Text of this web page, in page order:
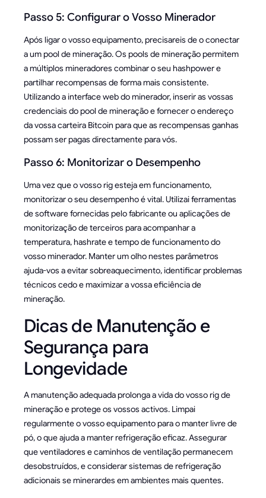
Passo 5: Configurar o Vosso Minerador
Após ligar o vosso equipamento, precisareis de o conectar
a um pool de mineração. Os pools de mineração permitem
a múltiplos mineradores combinar o seu hashpower e
partilhar recompensas de forma mais consistente.
Utilizando a interface web do minerador, inserir as vossas
credenciais do pool de mineração e fornecer o endereço
da vossa carteira Bitcoin para que as recompensas ganhas
possam ser pagas directamente para vós.
Passo 6: Monitorizar o Desempenho
Uma vez que o vosso rig esteja em funcionamento,
monitorizar o seu desempenho é vital. Utilizai ferramentas
de software fornecidas pelo fabricante ou aplicações de
monitorização de terceiros para acompanhar a
temperatura, hashrate e tempo de funcionamento do
vosso minerador. Manter um olho nestes parâmetros
ajuda-vos a evitar sobreaquecimento, identificar problemas
técnicos cedo e maximizar a vossa eficiência de
mineração.
Dicas de Manutenção e
Segurança para
Longevidade
A manutenção adequada prolonga a vida do vosso rig de
mineração e protege os vossos activos. Limpai
regularmente o vosso equipamento para o manter livre de
pó, o que ajuda a manter refrigeração eficaz. Assegurar
que ventiladores e caminhos de ventilação permanecem
desobstruídos, e considerar sistemas de refrigeração
adicionais se minerardes em ambientes mais quentes.